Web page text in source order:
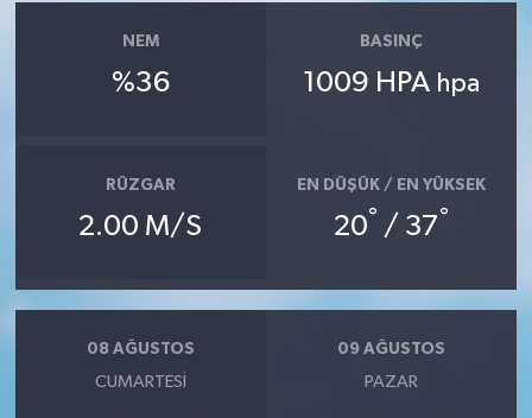
NEM
%36
BASINÇ
1009 HPA hpa
RÜZGAR
2.00 M/S
EN DÜŞÜK / EN YÜKSEK
20° / 37°
08 AĞUSTOS
CUMARTESI
09 AĞUSTOS
PAZAR